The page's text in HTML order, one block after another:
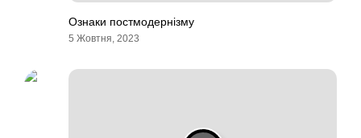
Ознаки постмодернізму
5 Жовтня, 2023